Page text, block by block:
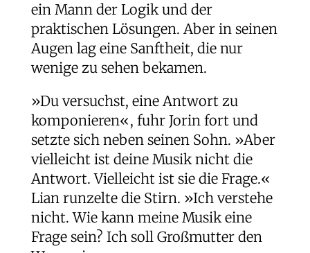
ein Mann der Logik und der
praktischen Lösungen. Aber in seinen
Augen lag eine Sanftheit, die nur
wenige zu sehen bekamen.
»Du versuchst, eine Antwort zu
komponieren«, fuhr Jorin fort und
setzte sich neben seinen Sohn. »Aber
vielleicht ist deine Musik nicht die
Antwort. Vielleicht ist sie die Frage.«
Lian runzelte die Stirn. »Ich verstehe
nicht. Wie kann meine Musik eine
Frage sein? Ich soll Großmutter den